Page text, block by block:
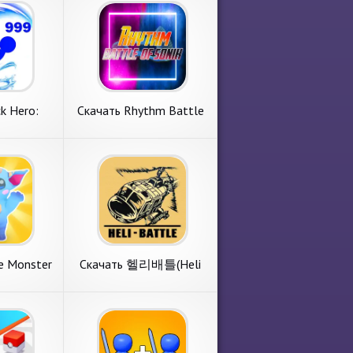
Hero:
раздела
Hero:
1.
Скачать Rhythm Battle
Скачать Rhythm
Battle of Sonik [Взлом
Много монет] APK на
Андроид
Попробуем разобрать игру
с пункта меню
музыкальные игры. Rhythm
Battle of Sonik от
классного коллектива
MuroMuro. Системные
требования. 1.
подробнее
Monster
Скачать 헬리배틀(Heli
APK на Андроид
Скачать 헬리배틀(Heli
Battle) [Взлом
Бесконечные монеты]
Рассмотрим игру с раздела
аркады. 헬리배틀(Heli